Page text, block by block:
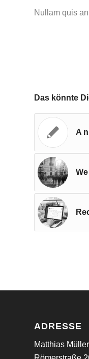
Nullam quis
Das könnte
A
ADRESSE
Matthias Müller